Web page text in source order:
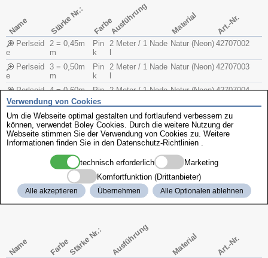
Name Stärke Nr.: FarbeAusführung Material Art.-Nr.
Perlseid
e
2 = 0,45m
m
Pin
k
2 Meter / 1 Nade Natur (Neon) 42707002
Perlseid
e
3 = 0,50m
m
Pin
k
2 Meter / 1 Nade Natur (Neon) 42707003
Perlseid
e
4 = 0,60m
m
Pin
k
2 Meter / 1 Nade Natur (Neon) 42707004
Perlseid
e
6 = 0,70m
m
Pin
k
2 Meter / 1 Nade
l
Natur (Neon) 42707006
Aqua
Name FarbeStärke Nr.: Ausführung Material Art.-Nr.
Verwendung von Cookies
Um die Webseite optimal gestalten und fortlaufend verbessern zu
können, verwendet Boley Cookies. Durch die weitere Nutzung der
Webseite stimmen Sie der Verwendung von Cookies zu. Weitere
Informationen finden Sie in den Datenschutz-Richtlinien
technisch erforderlich
Marketing
Komfortfunktion (Drittanbieter)
Alle akzeptieren Übernehmen Alle Optionalen ablehnen